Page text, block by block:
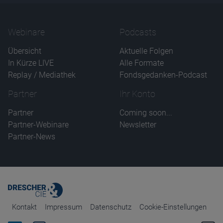
Webinare
Übersicht
In Kürze LIVE
Replay / Mediathek
Podcasts
Aktuelle Folgen
Alle Formate
Fondsgedanken-Podcast
Partner
Partner
Partner-Webinare
Partner-News
Ihr Konto
Coming soon...
Newsletter
Kontakt Impressum Datenschutz Cookie-Einstellungen